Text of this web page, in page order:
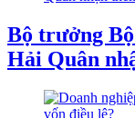
Bộ trưởng
Hải Quân